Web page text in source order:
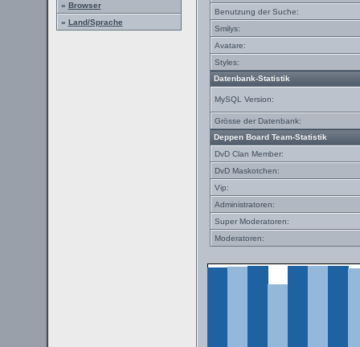
» Browser
» Land/Sprache
Benutzung der Suche:
Smilys:
Avatare:
Styles:
Datenbank-Statistik
MySQL Version:
Grösse der Datenbank:
Deppen Board Team-Statistik
DvD Clan Member:
DvD Maskotchen:
Vip:
Administratoren:
Super Moderatoren:
Moderatoren: